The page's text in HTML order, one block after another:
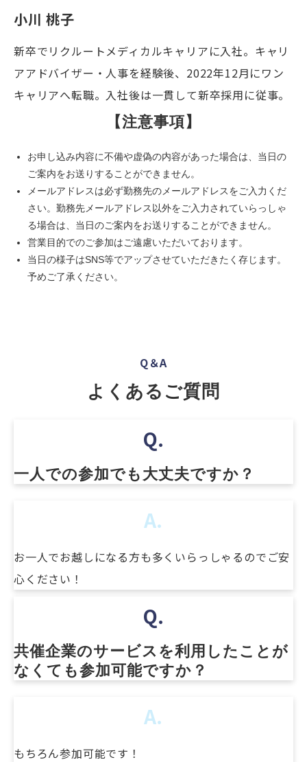
小川 桃子
新卒でリクルートメディカルキャリアに入社。キャリ
アアドバイザー・人事を経験後、2022年12月にワン
キャリアへ転職。入社後は一貫して新卒採用に従事。
【注意事項】
お申し込み内容に不備や虚偽の内容があった場合は、当日の
ご案内をお送りすることができません。
メールアドレスは必ず勤務先のメールアドレスをご入力くだ
さい。勤務先メールアドレス以外をご入力されていらっしゃ
る場合は、当日のご案内をお送りすることができません。
営業目的でのご参加はご遠慮いただいております。
当日の様子はSNS等でアップさせていただきたく存じます。
予めご了承ください。
Q＆A
よくあるご質問
Q.
一人での参加でも大丈夫ですか？
A.
お一人でお越しになる方も多くいらっしゃるのでご安
心ください！
Q.
共催企業のサービスを利用したことが
なくても参加可能ですか？
A.
もちろん参加可能です！